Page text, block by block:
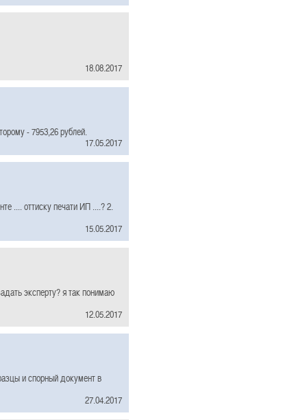
18.08.2017
- 7953,26 рублей.
17.05.2017
.... оттиску печати ИП ....? 2.
15.05.2017
эксперту? я так понимаю
12.05.2017
и спорный документ в
27.04.2017